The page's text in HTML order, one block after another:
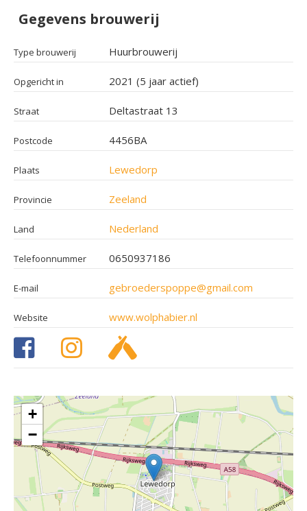
Gegevens brouwerij
Type brouwerij Huurbrouwerij
Opgericht in 2021 (5 jaar actief)
Straat Deltastraat 13
Postcode 4456BA
Plaats Lewedorp
Provincie Zeeland
Land Nederland
Telefoonnummer 0650937186
E-mail gebroederspoppe@gmail.com
Website www.wolphabier.nl
+
−